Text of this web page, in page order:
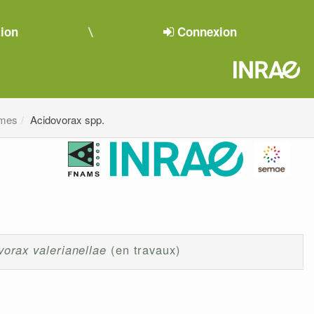
Connexion
Acidovorax spp.
valerianellae (en travaux)